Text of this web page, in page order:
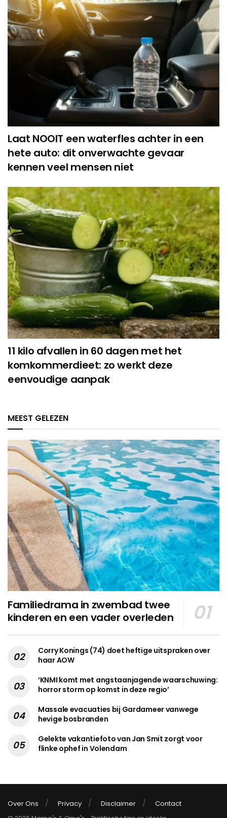
Laat NOOIT een waterfles achter in een
hete auto: dit onverwachte gevaar
kennen veel mensen niet
11 kilo afvallen in 60 dagen met het
komkommerdieet: zo werkt deze
eenvoudige aanpak
MEEST GELEZEN
Familiedrama in zwembad twee
kinderen en een vader overleden
Corry Konings (74) doet heftige uitspraken over
haar AOW
‘KNMI komt met angstaanjagende waarschuwing:
horror storm op komst in deze regio’
Massale evacuaties bij Gardameer vanwege
hevige bosbranden
Gelekte vakantiefoto van Jan Smit zorgt voor
flinke ophef in Volendam
Over Ons Privacy Disclaimer Contact